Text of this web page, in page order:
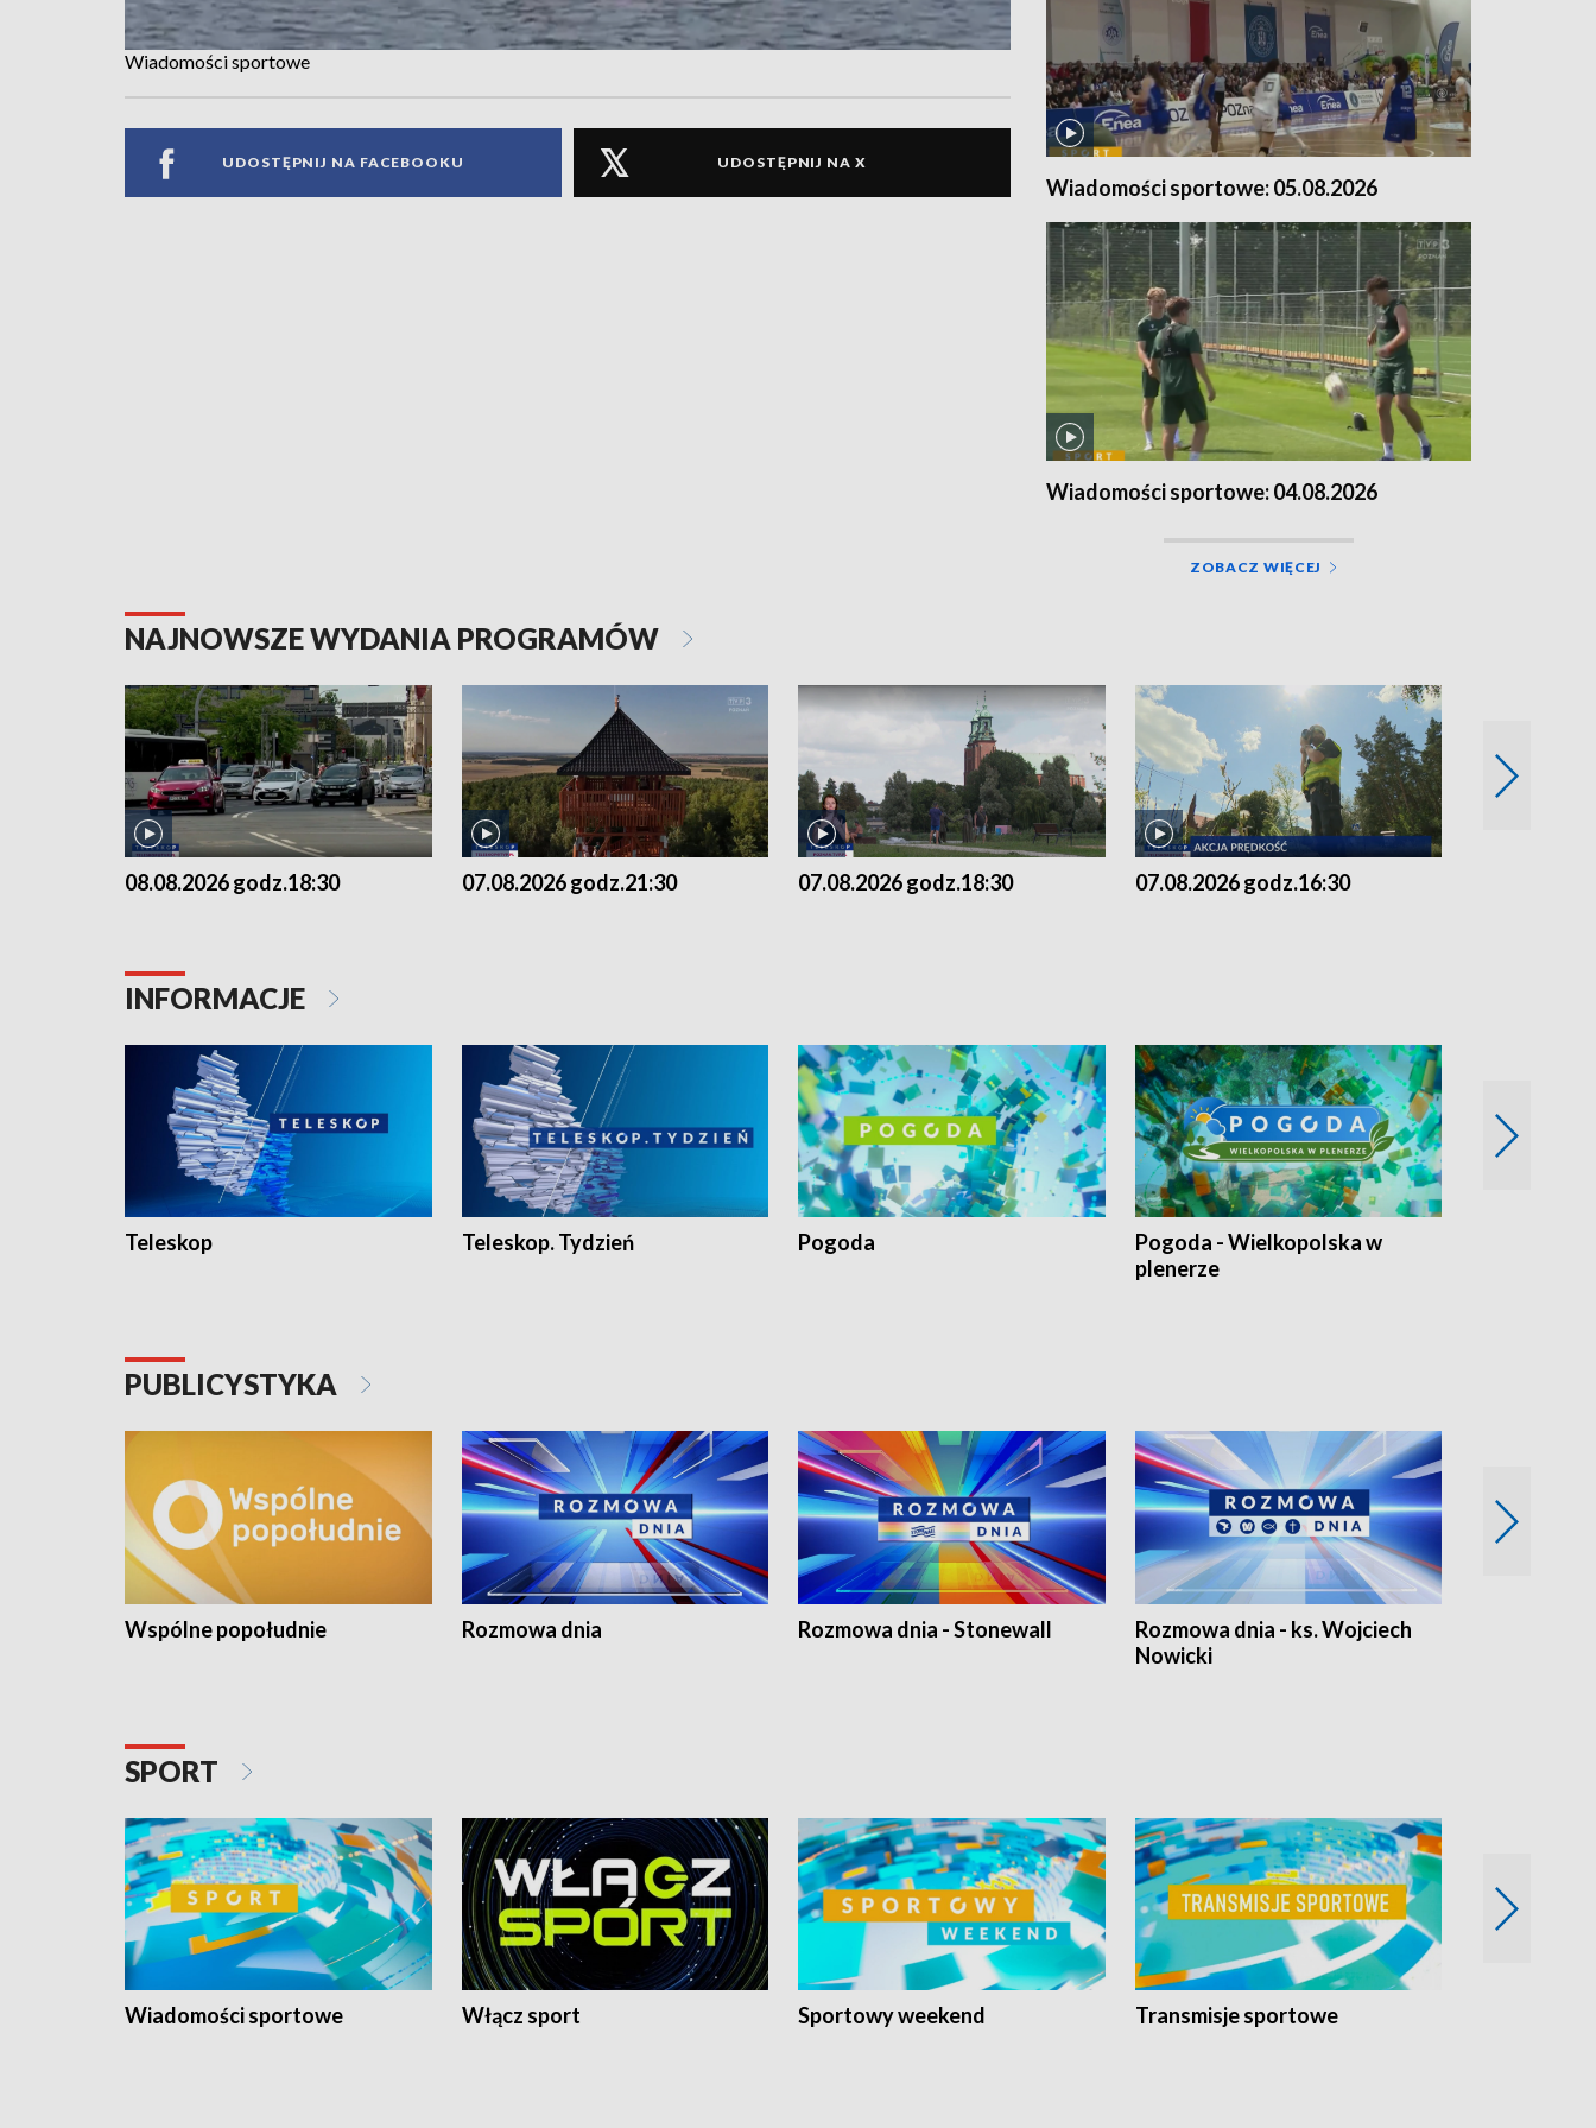
Wiadomości sportowe
UDOSTĘPNIJ NA FACEBOOKU UDOSTĘPNIJ NA X
Wiadomości sportowe: 05.08.2026
Wiadomości sportowe: 04.08.2026
ZOBACZ WIĘCEJ
NAJNOWSZE WYDANIA PROGRAMÓW
08.08.2026 godz.18:30 07.08.2026 godz.21:30 07.08.2026 godz.18:30 07.08.2026 godz.16:30
INFORMACJE
Teleskop Teleskop. Tydzień Pogoda
Pogoda - Wielkopolska w
plenerze
PUBLICYSTYKA
Wspólne popołudnie Rozmowa dnia Rozmowa dnia - Stonewall
Rozmowa dnia - ks. Wojciech
Nowicki
SPORT
Wiadomości sportowe Włącz sport Sportowy weekend Transmisje sportowe